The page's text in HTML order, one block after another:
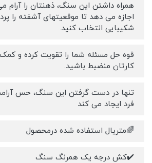
همراه داشتن این سنگ، ذهنتان را آرام
اجازه می دهد تا موقعیتهای آشفته را
شکیبایی انتخاب کنید.
قوه حل مسئله شما را تقویت کرده و
کارتان منضبط باشید.
تنها در دست گرفتن این سنگ، حس
فرد ایجاد می کند
🌈متریال استفاده شده درمحصول
✔️کش درجه یک همرنگ سنگ